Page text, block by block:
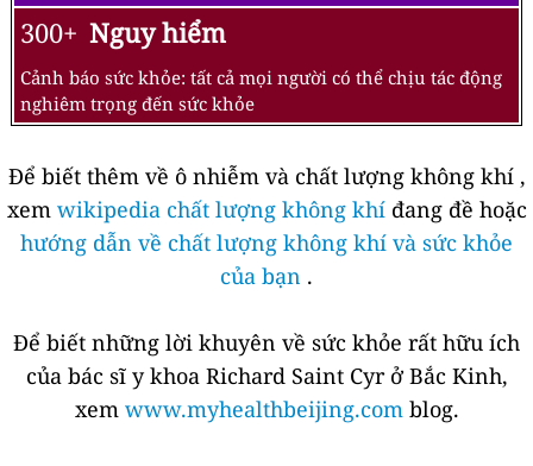
300+ Nguy hiểm
Cảnh báo sức khỏe: tất cả mọi người có thể chịu tác động
nghiêm trọng đến sức khỏe
Để biết thêm về ô nhiễm và chất lượng không khí ,
xem wikipedia chất lượng không khíđang đề hoặc
hướng dẫn về chất lượng không khí và sức khỏe
của bạn .
Để biết những lời khuyên về sức khỏe rất hữu ích
của bác sĩ y khoa Richard Saint Cyr ở Bắc Kinh,
xem www.myhealthbeijing.com blog.